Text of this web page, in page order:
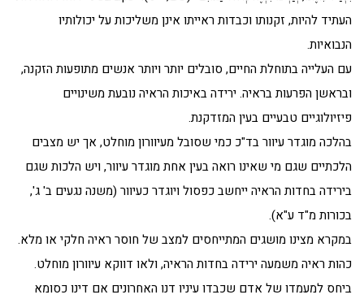
העתיד להיות, זקנותו וכבדות ראייתו אינן משליכות על יכולותיו
הנבואיות.
עם העלייה בתוחלת החיים, סובלים יותר ויותר אנשים מתופעות הזקנה,
ובראשן הפרעות בראיה. ירידה באיכות הראיה נובעת משינויים
פיזיולוגיים טבעיים בעין המזדקנת.
בהלכה מוגדר עיוור בד"כ כמי שסובל מעיוורון מוחלט, אך יש מצבים
הלכתיים שגם מי שאינו רואה בעין אחת מוגדר עיוור, ויש הלכות שגם
בירידה בחדות הראיה ייחשב כפסול ויוגדר כעיוור (משנה נגעים ב' ג',
בכורות מ"ד ע"א).
במקרא מצינו מושגים המתייחסים למצב של חוסר ראיה חלקי או מלא.
כהות ראיה משמעה ירידה בחדות הראיה, ולאו דווקא עיוורון מוחלט.
ביחס למעמדו של אדם שכבדו עיניו דנו האחרונים אם דינו כסומא